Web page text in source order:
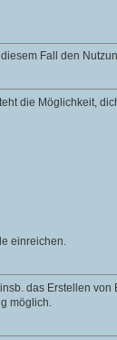
Fall den
die Möglichkeit,
einreichen.
das Erstellen
möglich.